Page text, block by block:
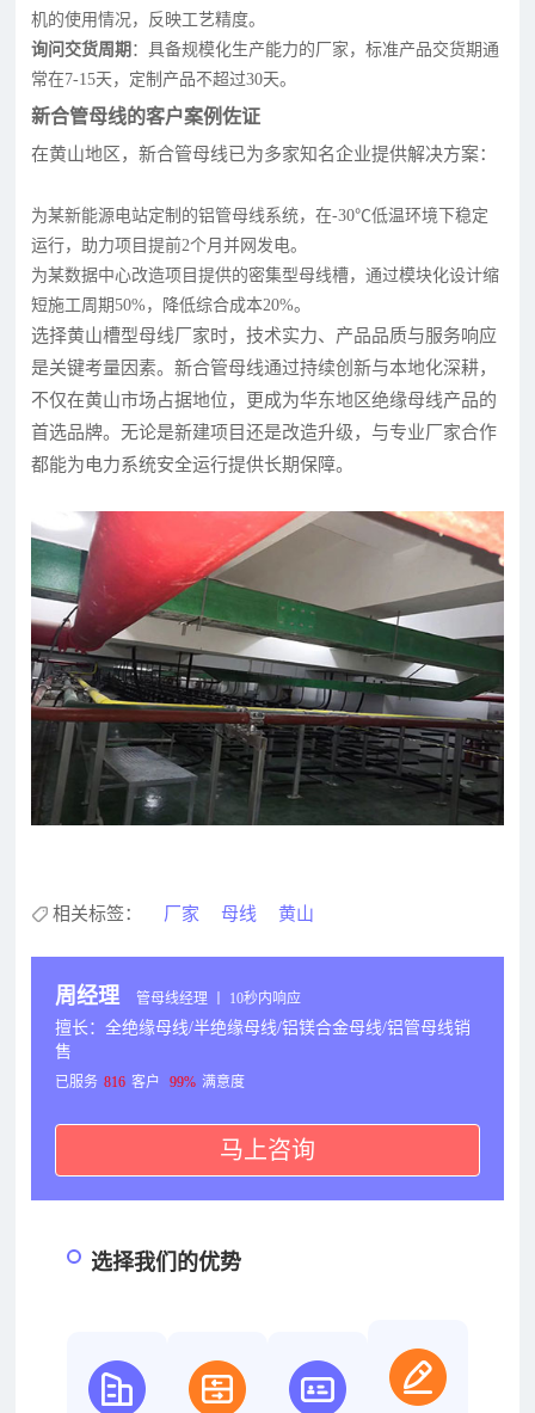
机的使用情况，反映工艺精度。
询问交货周期 ：具备规模化生产能力的厂家，标准产品交货期通
常在7-15天，定制产品不超过30天。
新合管母线的客户案例佐证
在黄山地区，新合管母线已为多家知名企业提供解决方案：
为某新能源电站定制的铝管母线系统，在-30℃低温环境下稳定
运行，助力项目提前2个月并网发电。
为某数据中心改造项目提供的密集型母线槽，通过模块化设计缩
短施工周期50%，降低综合成本20%。
选择黄山槽型母线厂家时，技术实力、产品品质与服务响应
是关键考量因素。新合管母线通过持续创新与本地化深耕，
不仅在黄山市场占据地位，更成为华东地区绝缘母线产品的
首选品牌。无论是新建项目还是改造升级，与专业厂家合作
都能为电力系统安全运行提供长期保障。
相关标签： 厂家 母线 黄山
周经理 管母线经理 丨 10秒内响应
擅长：全绝缘母线/半绝缘母线/铝镁合金母线/铝管母线销
售
已服务 816 客户 99% 满意度
马上咨询
选择我们的优势